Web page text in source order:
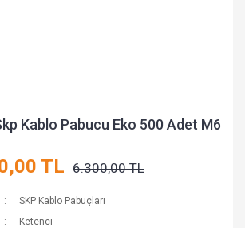
Kablo Pabucu Eko 500 Adet M6
TL 6.300,00 TL
SKP Kablo Pabuçları
Ketenci